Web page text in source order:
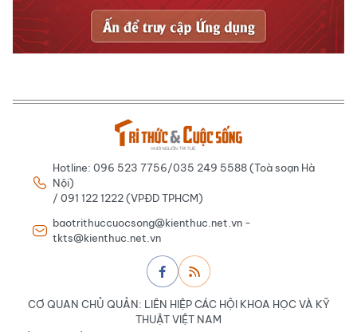
Hotline: 096 523 7756/035 249 5588 (Toà soạn Hà
Nội)
/ 091 122 1222 (VPĐD TPHCM)
baotrithuccuocsong@kienthuc.net.vn -
tkts@kienthuc.net.vn
CƠ QUAN CHỦ QUẢN: LIÊN HIỆP CÁC HỘI KHOA HỌC VÀ KỸ
THUẬT VIỆT NAM